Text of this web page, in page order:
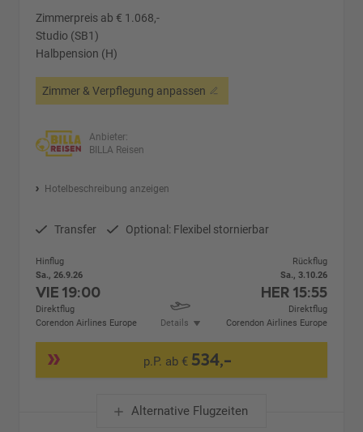
Zimmerpreis ab € 1.068,-
Studio (SB1)
Halbpension (H)
Zimmer & Verpflegung anpassen
Anbieter:
BILLA Reisen
Hotelbeschreibung anzeigen
Transfer Optional: Flexibel stornierbar
Hinflug
Sa., 26.9.26
VIE19:00
Direktflug
Corendon Airlines Europe
Details
Rückflug
Sa., 3.10.26
HER 15:55
Direktflug
Corendon Airlines Europe
p.P. ab € 534,-
Alternative Flugzeiten